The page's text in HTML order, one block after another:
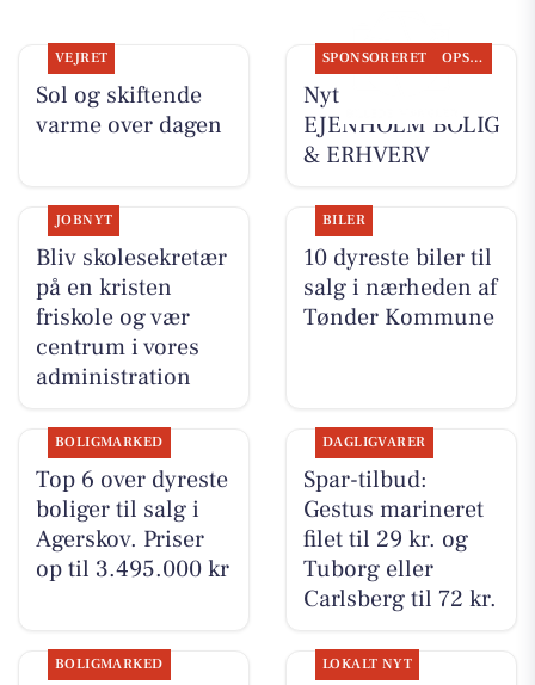
VEJRET
Sol og skiftende
varme over dagen
SPONSORERET OPSLAGSTAVLEN
Nyt fra
EJENHOLM BOLIG
& ERHVERV
JOBNYT
Bliv skolesekretær
på en kristen
friskole og vær
centrum i vores
administration
BILER
10 dyreste biler til
salg i nærheden af
Tønder Kommune
BOLIGMARKED
Top 6 over dyreste
boliger til salg i
Agerskov. Priser
op til 3.495.000 kr
DAGLIGVARER
Spar-tilbud:
Gestus marineret
filet til 29 kr. og
Tuborg eller
Carlsberg til 72 kr.
BOLIGMARKED LOKALT NYT